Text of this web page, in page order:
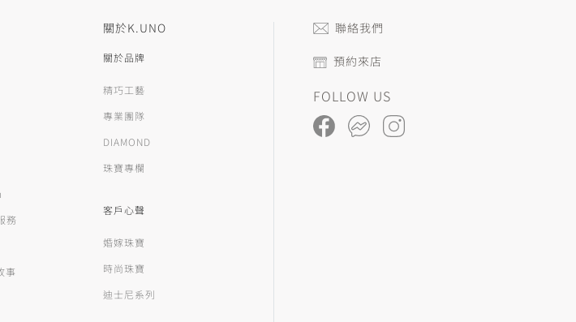
務
事
關於K.UNO
關於品牌
精巧工藝
專業團隊
DIAMOND
珠寶專欄
客戶心聲
婚嫁珠寶
時尚珠寶
迪士尼系列
聯絡我們
預約來店
FOLLOW US